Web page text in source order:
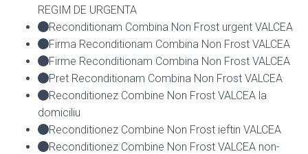
REGIM DE URGENTA
Reconditionam Combina Non Frost urgent VALCEA
Firma Reconditionam Combina Non Frost VALCEA
Firme Reconditionam Combina Non Frost VALCEA
Pret Reconditionam Combina Non Frost VALCEA
Reconditionez Combine Non Frost VALCEA la
domiciliu
Reconditionez Combine Non Frost ieftin VALCEA
Reconditionez Combine Non Frost VALCEA non-